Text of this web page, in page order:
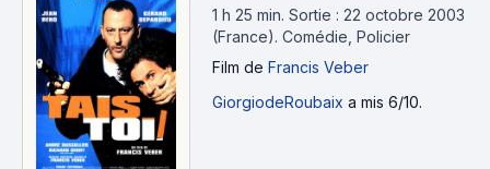
1 h 25 min. Sortie : 22 octobre 2003
(France). Comédie, Policier
Film de Francis Veber
GiorgiodeRoubaix a mis 6/10.